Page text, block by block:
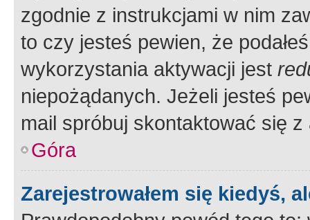
zgodnie z instrukcjami w nim
to czy jesteś pewien, że
wykorzystania aktywacji jest
niepożądanych. Jeżeli jesteś
mail spróbuj skontaktować się
Góra
Zarejestrowałem się kiedyś,